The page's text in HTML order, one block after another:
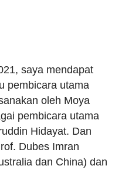
saya mendapat
pembicara utama
oleh Moya
pembicara utama
Hidayat. Dan
Dubes Imran
dan China) dan